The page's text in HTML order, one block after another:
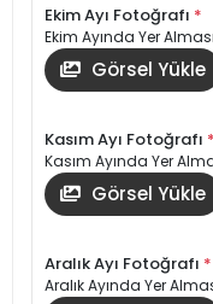
Ekim Ayı Fotoğrafı *
Ekim Ayında Yer
Görsel Yükle
Kasım Ayı Fotoğrafı *
Kasım Ayında Yer
Görsel Yükle
Aralık Ayı Fotoğrafı *
Aralık Ayında Yer